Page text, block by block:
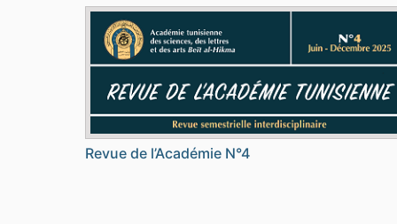
Revue de l’Académie N°4